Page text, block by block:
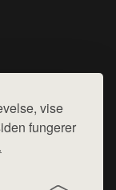
vise
fungerer
til de shops,